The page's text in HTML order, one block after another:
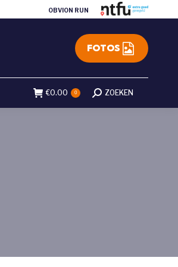
OBVION RUN
FOTOS
€0.00 0 Search:
ZOEKEN